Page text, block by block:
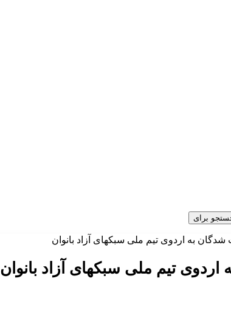
برای
به اردوی تیم ملی سبکهای آزاد بانوان
تیم ملی سبکهای آزاد بانوان